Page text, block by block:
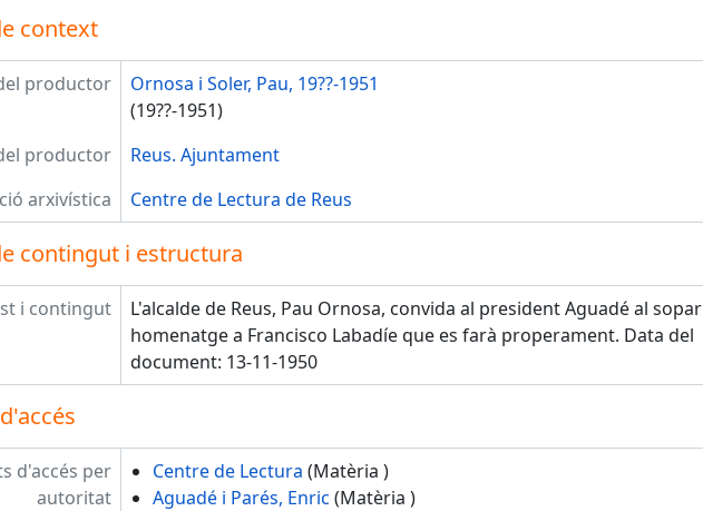
context
productor
Ornosa i Soler, Pau, 19??-1951
(19??-1951)
productor
Reus. Ajuntament
arxivística
Centre de Lectura de Reus
contingut i estructura
i contingut
L'alcalde de Reus, Pau Ornosa, convida al president Aguadé al sopar
homenatge a Francisco Labadíe que es farà properament. Data del
document: 13-11-1950
d'accés per
autoritat
Centre de Lectura (Matèria )
Aguadé i Parés, Enric (Matèria )